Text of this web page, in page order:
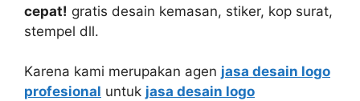
cepat! gratis desain kemasan, stiker, kop surat,
stempel dll.
Karena kami merupakan agen jasa desain logo
profesional untuk jasa desain logo